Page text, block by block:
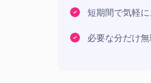
短期間で気軽に
必要な分だけ無